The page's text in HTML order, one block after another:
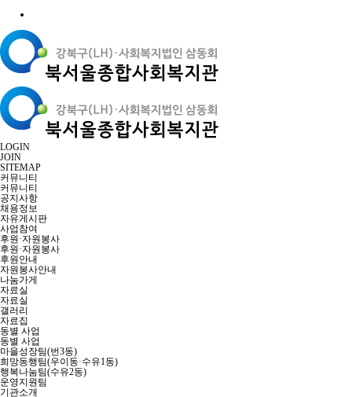
LOGIN
JOIN
SITEMAP
커뮤니티
커뮤니티
공지사항
채용정보
자유게시판
사업참여
후원·자원봉사
후원·자원봉사
후원안내
자원봉사안내
나눔가게
자료실
자료실
갤러리
자료집
동별 사업
동별 사업
마을성장팀(번3동)
희망동행팀(우이동·수유1동)
행복나눔팀(수유2동)
운영지원팀
기관소개